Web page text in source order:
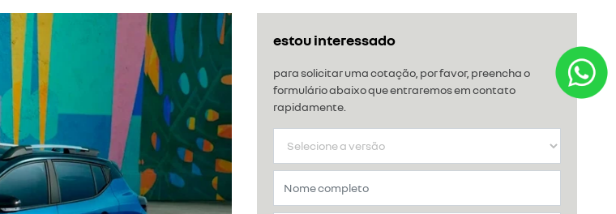
estou interessado
para solicitar uma cotação, por favor, preencha o
formulário abaixo que entraremos em contato
rapidamente.